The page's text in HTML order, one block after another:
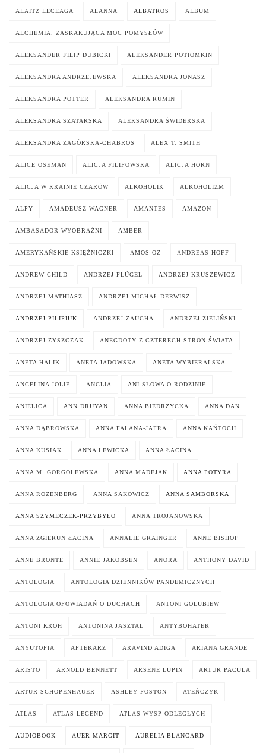
ALAITZ LECEAGA ALANNA ALBATROS ALBUM
ALCHEMIA. ZASKAKUJĄCA MOC POMYSŁÓW
ALEKSANDER FILIP DUBICKI ALEKSANDER POTIOMKIN
ALEKSANDRA ANDRZEJEWSKA ALEKSANDRA JONASZ
ALEKSANDRA POTTER ALEKSANDRA RUMIN
ALEKSANDRA SZATARSKA ALEKSANDRA ŚWIDERSKA
ALEKSANDRA ZAGÓRSKA-CHABROS ALEX T. SMITH
ALICE OSEMAN ALICJA FILIPOWSKA ALICJA HORN
ALICJA W KRAINIE CZARÓW ALKOHOLIK ALKOHOLIZM
ALPY AMADEUSZ WAGNER AMANTES AMAZON
AMBASADOR WYOBRAŹNI AMBER
AMERYKAŃSKIE KSIĘŻNICZKI AMOS OZ ANDREAS HOFF
ANDREW CHILD ANDRZEJ FLÜGEL ANDRZEJ KRUSZEWICZ
ANDRZEJ MATHIASZ ANDRZEJ MICHAŁ DERWISZ
ANDRZEJ PILIPIUK ANDRZEJ ZAUCHA ANDRZEJ ZIELIŃSKI
ANDRZEJ ZYSZCZAK ANEGDOTY Z CZTERECH STRON ŚWIATA
ANETA HALIK ANETA JADOWSKA ANETA WYBIERALSKA
ANGELINA JOLIE ANGLIA ANI SŁOWA O RODZINIE
ANIELICA ANN DRUYAN ANNA BIEDRZYCKA ANNA DAN
ANNA DĄBROWSKA ANNA FALANA-JAFRA ANNA KAŃTOCH
ANNA KUSIAK ANNA LEWICKA ANNA ŁACINA
ANNA M. GORGOLEWSKA ANNA MADEJAK ANNA POTYRA
ANNA ROZENBERG ANNA SAKOWICZ ANNA SAMBORSKA
ANNA SZYMECZEK-PRZYBYŁO ANNA TROJANOWSKA
ANNA ZGIERUN ŁACINA ANNALIE GRAINGER ANNE BISHOP
ANNE BRONTE ANNIE JAKOBSEN ANORA ANTHONY DAVID
ANTOLOGIA ANTOLOGIA DZIENNIKÓW PANDEMICZNYCH
ANTOLOGIA OPOWIADAŃ O DUCHACH ANTONI GOŁUBIEW
ANTONI KROH ANTONINA JASZTAL ANTYBOHATER
ANYUTOPIA APTEKARZ ARAVIND ADIGA ARIANA GRANDE
ARISTO ARNOLD BENNETT ARSENE LUPIN ARTUR PACUŁA
ARTUR SCHOPENHAUER ASHLEY POSTON ATEŃCZYK
ATLAS ATLAS LEGEND ATLAS WYSP ODLEGŁYCH
AUDIOBOOK AUER MARGIT AURELIA BLANCARD